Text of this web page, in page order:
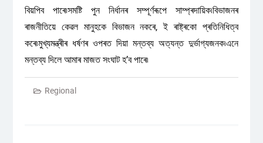
বিয়পিব পাৰে৷সমষ্টি পুন নিৰ্ধানৰ সম্পূৰ্ণৰূপে সাম্প্ৰদায়িক৷বিভাজনৰ
ৰাজনীতিয়ে কেৱল মানুহকে বিভাজন নকৰে, ই ৰাষ্ট্ৰকো প্ৰতিনিধিত্ব
কৰে৷মুখ্যমন্ত্ৰীৰ ধৰ্ষণৰ ওপৰত দিয়া মন্তব্য অত্যন্ত দুৰ্ভাগ্যজনক৷এনে
মন্তব্য দিলে আমাৰ মাজত সংঘাট হ’ব পাৰে৷
Regional